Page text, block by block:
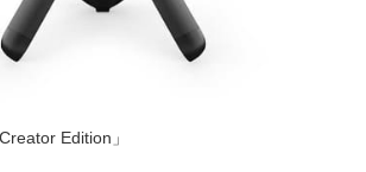
Edition」